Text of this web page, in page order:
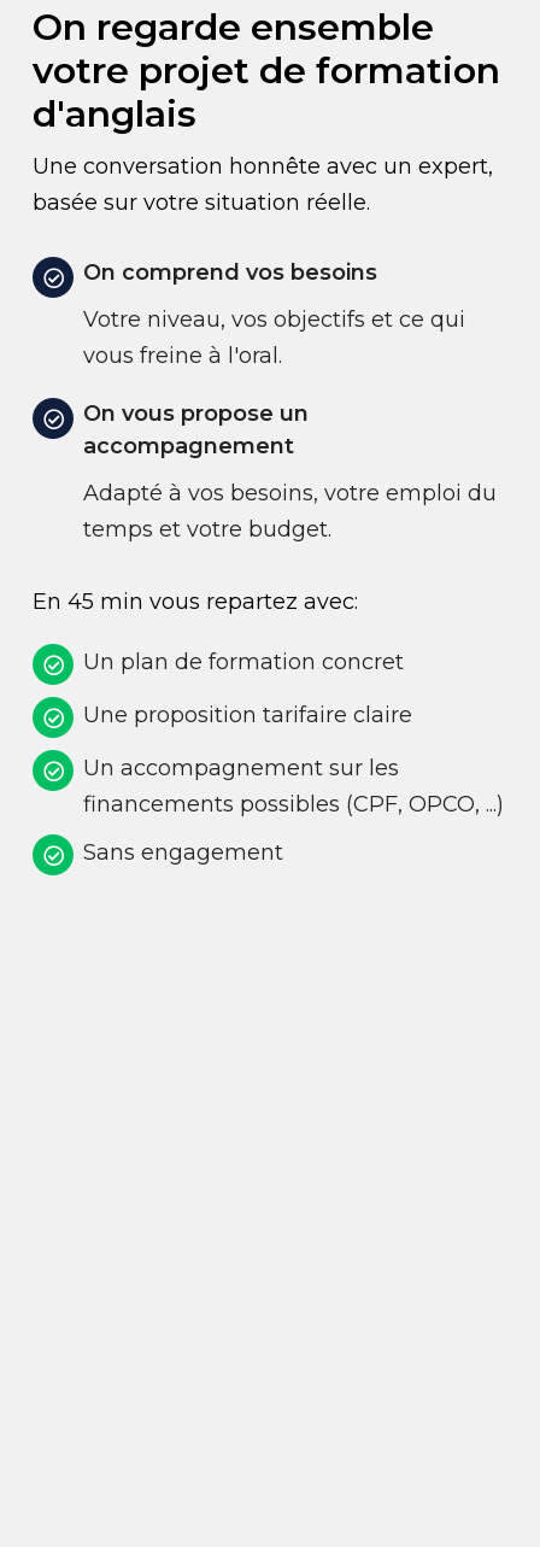
On regarde ensemble
votre projet de formation
d'anglais
Une conversation honnête avec un expert,
basée sur votre situation réelle.
On comprend vos besoins
Votre niveau, vos objectifs et ce qui
vous freine à l'oral.
On vous propose un
accompagnement
Adapté à vos besoins, votre emploi du
temps et votre budget.
En 45 min vous repartez avec:
Un plan de formation concret
Une proposition tarifaire claire
Un accompagnement sur les
financements possibles (CPF, OPCO, ...)
Sans engagement